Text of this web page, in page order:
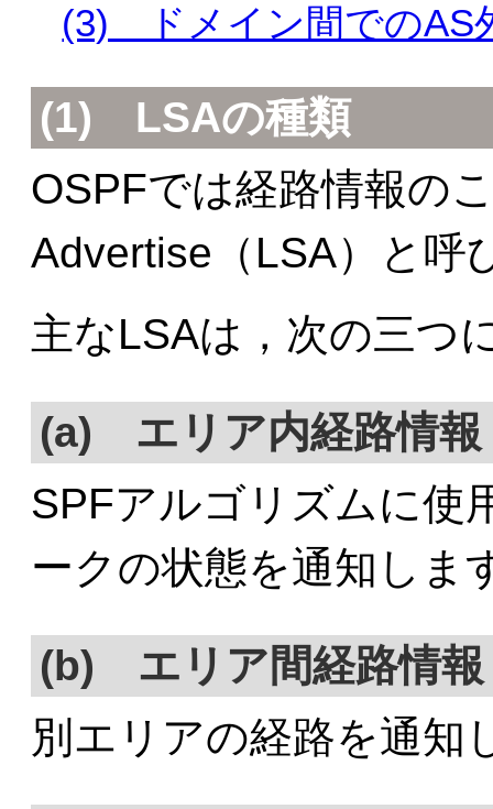
(3) ドメイン間でのAS
(1) LSAの種類
OSPFでは経路情報の
Advertise（LSA）と呼
主なLSAは，次の三つ
(a) エリア内経路情報
SPFアルゴリズムに使
ークの状態を通知しま
(b) エリア間経路情報
別エリアの経路を通知